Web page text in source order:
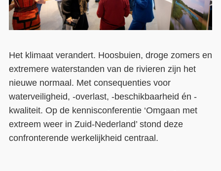
Het klimaat verandert. Hoosbuien, droge zomers en
extremere waterstanden van de rivieren zijn het
nieuwe normaal. Met consequenties voor
waterveiligheid, -overlast, -beschikbaarheid én -
kwaliteit. Op de kennisconferentie ‘Omgaan met
extreem weer in Zuid-Nederland’ stond deze
confronterende werkelijkheid centraal.